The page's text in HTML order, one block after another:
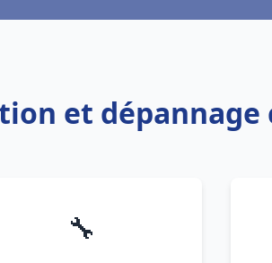
et
🔧